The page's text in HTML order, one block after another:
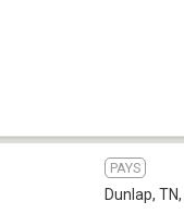
PAYS
Dunlap, TN,